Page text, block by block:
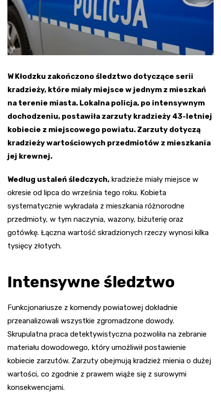
W Kłodzku zakończono śledztwo dotyczące serii
kradzieży, które miały miejsce w jednym z mieszkań
na terenie miasta. Lokalna policja, po intensywnym
dochodzeniu, postawiła zarzuty kradzieży 43-letniej
kobiecie z miejscowego powiatu. Zarzuty dotyczą
kradzieży wartościowych przedmiotów z mieszkania
jej krewnej.
Według ustaleń śledczych, kradzieże miały miejsce w
okresie od lipca do września tego roku. Kobieta
systematycznie wykradała z mieszkania różnorodne
przedmioty, w tym naczynia, wazony, biżuterię oraz
gotówkę. Łączna wartość skradzionych rzeczy wynosi kilka
tysięcy złotych.
Intensywne śledztwo
Funkcjonariusze z komendy powiatowej dokładnie
przeanalizowali wszystkie zgromadzone dowody.
Skrupulatna praca detektywistyczna pozwoliła na zebranie
materiału dowodowego, który umożliwił postawienie
kobiecie zarzutów. Zarzuty obejmują kradzież mienia o dużej
wartości, co zgodnie z prawem wiąże się z surowymi
konsekwencjami.